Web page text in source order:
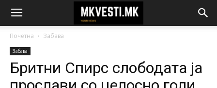
Почетна Забава
Забава
Бритни Спирс слободата ја